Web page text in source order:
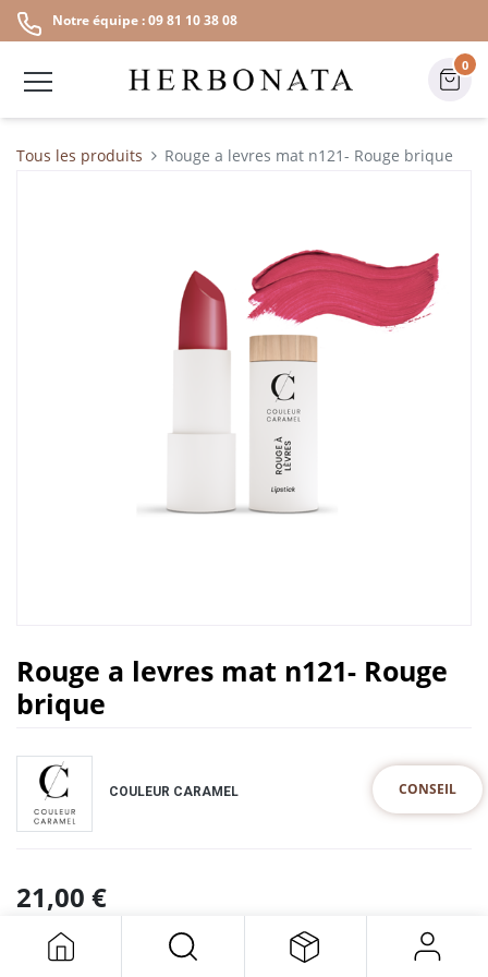
Notre équipe : 09 81 10 38 08
0
CONSEIL
Tous les produits Rouge a levres mat n121- Rouge brique
Rouge a levres mat n121- Rouge
brique
COULEUR CARAMEL
21,00 €